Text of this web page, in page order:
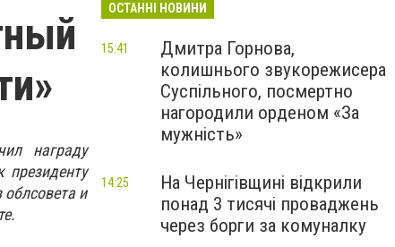
награду
президенту
и
ОСТАННІ НОВИНИ
Дмитра Горнова,
колишнього звукорежисера
Суспільного, посмертно
нагородили орденом «За
мужність»
15:41
На Чернігівщині відкрили
понад 3 тисячі проваджень
через борги за комуналку
14:25